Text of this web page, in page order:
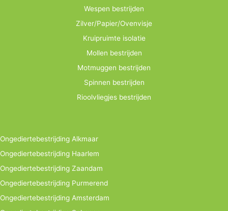
Wespen bestrijden
Zilver/Papier/Ovenvisje
Kruipruimte isolatie
Mollen bestrijden
Motmuggen bestrijden
Spinnen bestrijden
Rioolvliegjes bestrijden
Ongediertebestrijding Alkmaar
Ongediertebestrijding Haarlem
Ongediertebestrijding Zaandam
Ongediertebestrijding Purmerend
Ongediertebestrijding Amsterdam